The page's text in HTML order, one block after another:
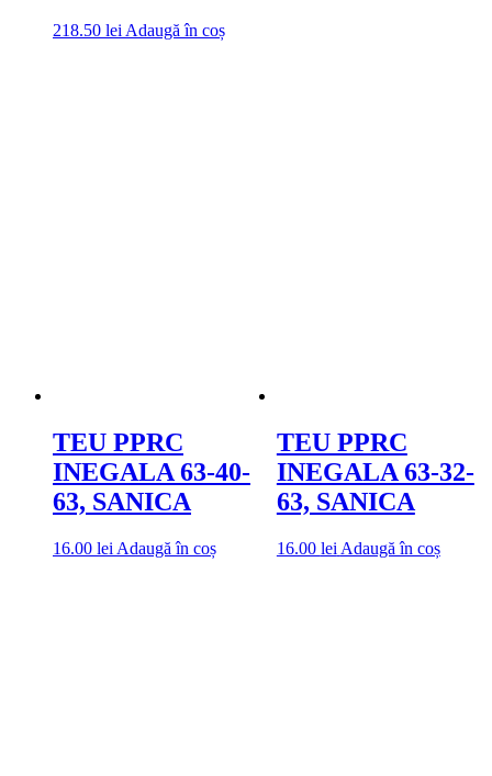
218.50 lei Adaugă în coș
TEU PPRC
INEGALA 63-40-
63, SANICA
16.00 lei Adaugă în coș
TEU PPRC
INEGALA 63-32-
63, SANICA
16.00 lei Adaugă în coș